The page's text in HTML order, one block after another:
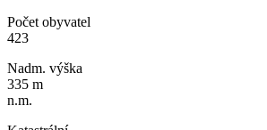
Počet obyvatel
423
Nadm. výška
335 m
n.m.